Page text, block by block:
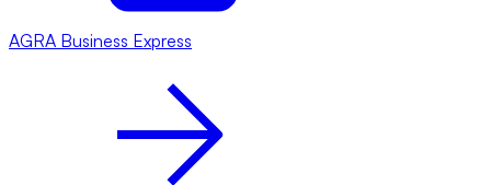
AGRA Business Express